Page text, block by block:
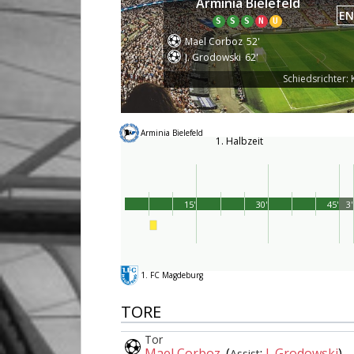
S S S N U
Mael Corboz 52'
J. Grodowski 62'
Schiedsrichter:
Arminia Bielefeld
1. Halbzeit
1. FC Magdeburg
45'
15' 30' 3'
TORE
Tor